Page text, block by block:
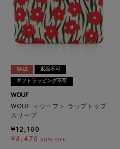
SALE 返品不可
ギフトラッピング不可
WOUF
WOUF ＜ウーフ＞ ラップトップ
スリーブ
¥12,100
¥8,470 30% OFF